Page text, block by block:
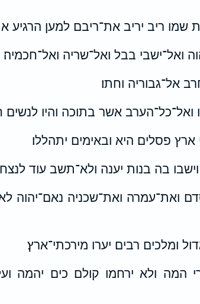
שמו ריב יריב את־ריבם למען הרגיע
ואל־ישבי בבל ואל־שריה ואל־חכמיה׃
אל־גבוריה וחתו׃
ואל־כל־הערב אשר בתוכה והיו לנשים
ארץ פסלים היא ובאימים יתהללו׃
בה בנות יענה ולא־תשב עוד לנצח
ואת־עמרה ואת־שכניה נאם־יהוה
ומלכים רבים יערו מירכתי־ארץ׃
המה ולא ירחמו קולם כים יהמה